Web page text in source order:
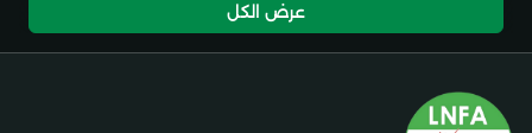
عرض الكل